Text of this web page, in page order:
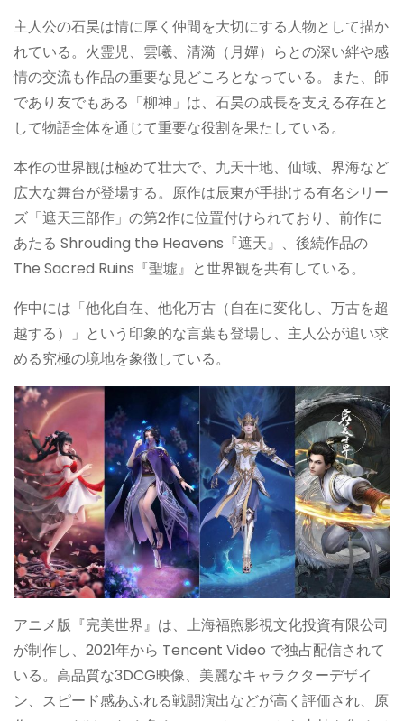
主人公の石昊は情に厚く仲間を大切にする人物として描か
れている。火霊児、雲曦、清漪（月嬋）らとの深い絆や感
情の交流も作品の重要な見どころとなっている。また、師
であり友でもある「柳神」は、石昊の成長を支える存在と
して物語全体を通じて重要な役割を果たしている。
本作の世界観は極めて壮大で、九天十地、仙域、界海など
広大な舞台が登場する。原作は辰東が手掛ける有名シリー
ズ「遮天三部作」の第2作に位置付けられており、前作に
あたる Shrouding the Heavens『遮天』、後続作品の
The Sacred Ruins『聖墟』と世界観を共有している。
作中には「他化自在、他化万古（自在に変化し、万古を超
越する）」という印象的な言葉も登場し、主人公が追い求
める究極の境地を象徴している。
アニメ版『完美世界』は、上海福煦影視文化投資有限公司
が制作し、2021年から Tencent Video で独占配信されて
いる。高品質な3DCG映像、美麗なキャラクターデザイ
ン、スピード感あふれる戦闘演出などが高く評価され、原